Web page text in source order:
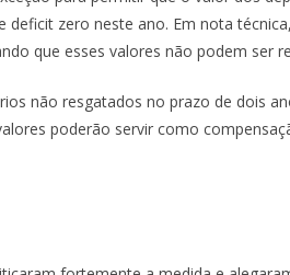
zero neste ano. Em nota
que esses valores não podem ser
não resgatados no prazo de dois
poderão servir como